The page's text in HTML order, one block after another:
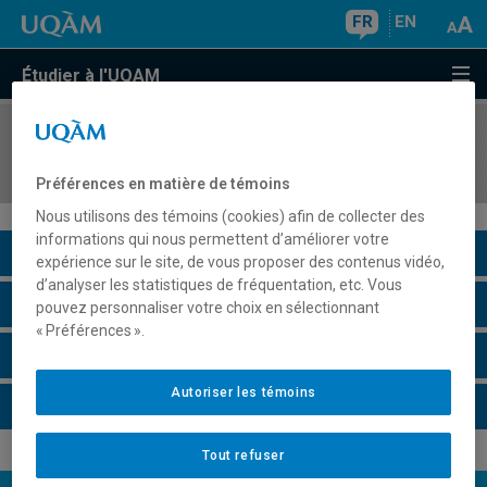
FR EN
Étudier à l'UQAM
COURS//
Description du cours
Horaire - Été 2026
Préférences en matière de témoins
Nous utilisons des témoins (cookies) afin de collecter des
informations qui nous permettent d’améliorer votre
expérience sur le site, de vous proposer des contenus vidéo,
d’analyser les statistiques de fréquentation, etc. Vous
pouvez personnaliser votre choix en sélectionnant
« Préférences ».
Tout refuser
Autoriser les témoins